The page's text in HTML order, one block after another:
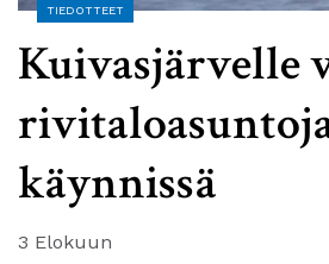
TIEDOTTEET
Kuivasjärvelle
käynnissä
3 Elokuun